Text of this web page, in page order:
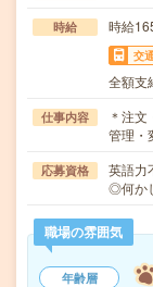
時給 時給
交
全額支
仕事内容
＊注
管理・
応募資格
英語力
◎何か
職場の雰囲気
年齢層